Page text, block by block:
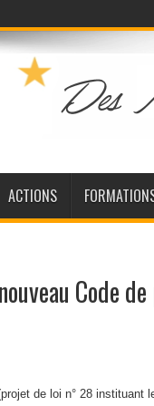
ACTIONS
Code
de loi n° 28 instituant